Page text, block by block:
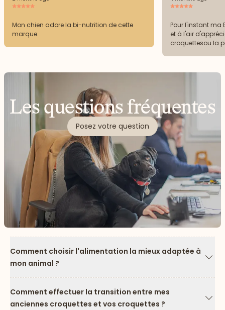
Mon chien adore la bi-nutrition de cette
marque.
Pour l'instant ma
et à l'air
croquettesou la
Les questions fréquentes
Posez votre question
Comment choisir l'alimentation la mieux adaptée à
mon animal ?
Comment effectuer la transition entre mes
anciennes croquettes et vos croquettes ?